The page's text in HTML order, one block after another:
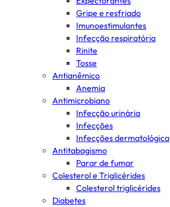
Gripe e resfriado
Imunoestimulantes
Infecção respiratória
Rinite
Tosse
Antianêmico
Anemia
Antimicrobiano
Infecção urinária
Infecções
Infecções dermatológica
Antitabagismo
Parar de fumar
Colesterol e Triglicérides
Colesterol triglicérides
Diabetes